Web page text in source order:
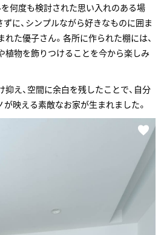
何度も検討された思い入れのある場
に、シンプルながら好きなものに囲ま
た優子さん。各所に作られた棚には、
植物を飾りつけることを今から楽しみ
え、空間に余白を残したことで、自分
映える素敵なお家が生まれました。